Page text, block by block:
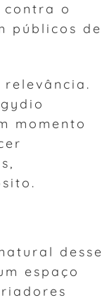
contra o
públicos de
relevância.
momento
desse
espaço